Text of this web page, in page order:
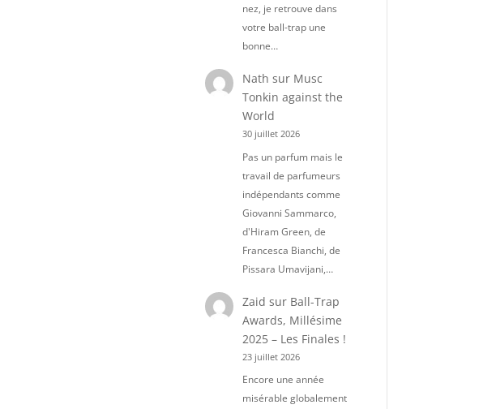
nez, je retrouve dans
votre ball-trap une
bonne…
Nath sur Musc
Tonkin against the
World
30 juillet 2026
Pas un parfum mais le
travail de parfumeurs
indépendants comme
Giovanni Sammarco,
d'Hiram Green, de
Francesca Bianchi, de
Pissara Umavijani,…
Zaid sur Ball-Trap
Awards, Millésime
2025 – Les Finales !
23 juillet 2026
Encore une année
misérable globalement